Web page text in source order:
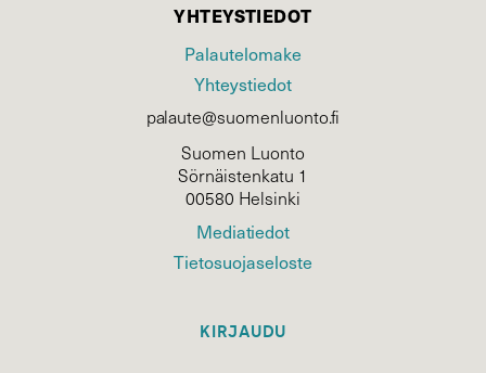
YHTEYSTIEDOT
Palautelomake
Yhteystiedot
palaute@suomenluonto.fi
Suomen Luonto
Sörnäistenkatu 1
00580 Helsinki
Mediatiedot
Tietosuojaseloste
KIRJAUDU